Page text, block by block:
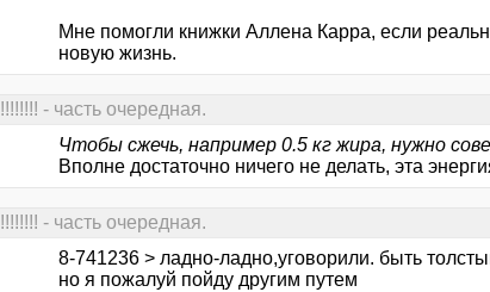
Мне помогли книжки Аллена Карра, если
новую жизнь.
- часть очередная.
Чтобы сжечь, например 0.5 кг жира, нужно
Вполне достаточно ничего не делать, эта
- часть очередная.
8-741236 > ладно-ладно,уговорили. быть
но я пожалуй пойду другим путем